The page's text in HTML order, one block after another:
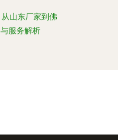
山东厂家到佛
服务解析